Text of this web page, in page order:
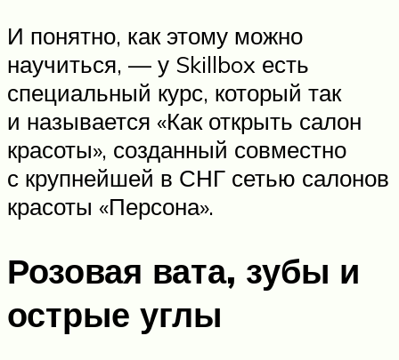
И понятно, как этому можно
научиться, — у Skillbox есть
специальный курс, который так
и называется «Как открыть салон
красоты», созданный совместно
с крупнейшей в СНГ сетью салонов
красоты «Персона».
Розовая вата, зубы и
острые углы